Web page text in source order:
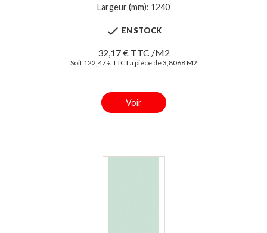
Largeur (mm): 1240
 EN STOCK
32,17 € TTC /M2
Soit 122,47 € TTC La pièce de 3,8068 M2
Voir